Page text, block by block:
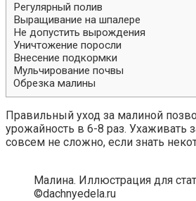
Регулярный полив
Выращивание на шпалере
Не допустить вырождения
Уничтожение поросли
Внесение подкормки
Мульчирование почвы
Обрезка малины
Правильный уход за малиной
урожайность в 6-8 раз. Ухаживать
совсем не сложно, если знать
Малина. Иллюстрация для
©dachnyedela.ru